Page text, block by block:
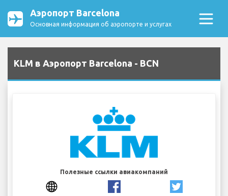
Аэропорт Barcelona
Основная информация об аэропорте и услугах
KLM в Аэропорт Barcelona - BCN
Полезные ссылки авиакомпаний